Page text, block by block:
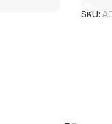
SKU: